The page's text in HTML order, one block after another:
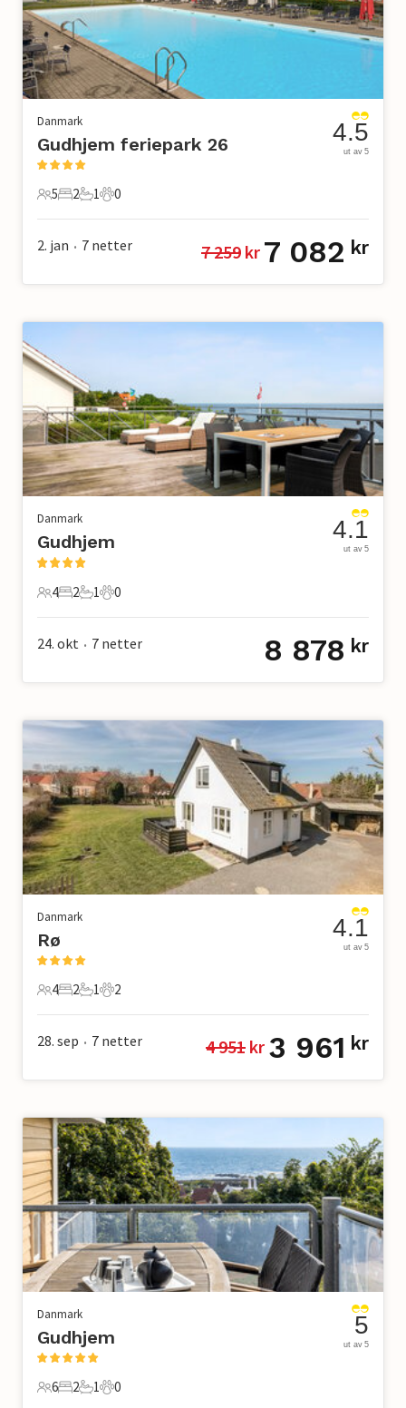
Danmark
Gudhjem feriepark 26
5 Gjester
5
2 Soverom
2
1 Bad
1
0 Kjæledyr
0
4.5
ut av 5
2. jan • 7 netter 7 259 kr 7 082 kr
Danmark
Gudhjem
4 Gjester
4
2 Soverom
2
1 Bad
1
0 Kjæledyr
0
4.1
ut av 5
24. okt • 7 netter 8 878 kr
Danmark
Rø
4 Gjester
4
2 Soverom
2
1 Bad
1
2 Kjæledyr
2
4.1
ut av 5
28. sep • 7 netter 4 951 kr 3 961 kr
Danmark
Gudhjem
6 Gjester
6
2 Soverom
2
1 Bad
1
0 Kjæledyr
0
5
ut av 5